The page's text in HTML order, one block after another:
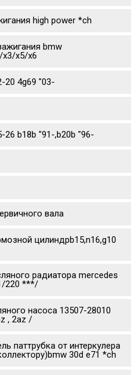
high power *ch
bmw
x5/x6
20 4g69 "03-
26 b18b "91-,b20b "96-
вала
цилиндрb15,n16,g10
радиатора mercedes
220 ***/
насоса 13507-28010
, 2az /
паттрубка от интеркулера
30d e71 *ch